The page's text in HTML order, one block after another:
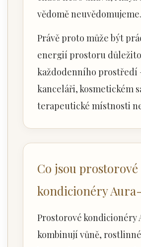
vědomě neuvědomujeme.
Právě proto může být
energií prostoru
každodenního prostředí
kanceláři, kosmetickém
terapeutické místnosti
Co jsou prostorové
kondicionéry
Prostorové kondicionéry
kombinují vůně,